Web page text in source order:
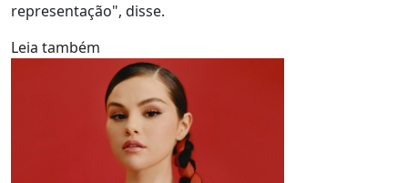
representação", disse.
Leia também